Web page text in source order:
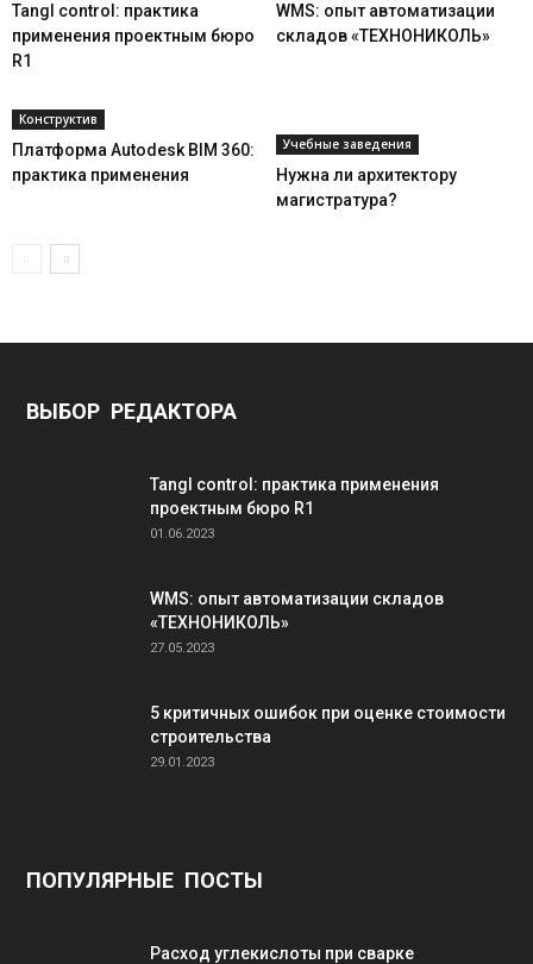
Tangl control: практика
применения проектным бюро
R1
WMS: опыт автоматизации
складов «ТЕХНОНИКОЛЬ»
Конструктив
Платформа Autodesk BIM 360:
практика применения
Учебные заведения
Нужна ли архитектору
магистратура?
ВЫБОР РЕДАКТОРА
Tangl control: практика применения
проектным бюро R1
01.06.2023
WMS: опыт автоматизации складов
«ТЕХНОНИКОЛЬ»
27.05.2023
5 критичных ошибок при оценке стоимости
строительства
29.01.2023
ПОПУЛЯРНЫЕ ПОСТЫ
Расход углекислоты при сварке